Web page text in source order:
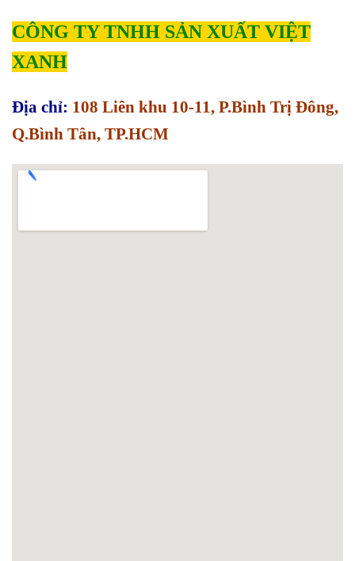
CÔNG TY TNHH SẢN XUẤT VIỆT
XANH
Địa chỉ: 108 Liên khu 10-11, P.Bình Trị Đông,
Q.Bình Tân, TP.HCM